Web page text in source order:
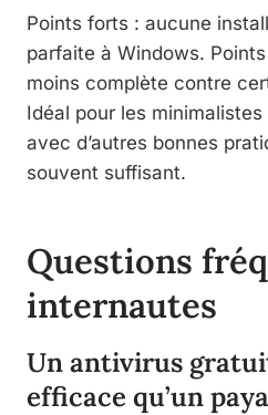
Points forts : aucune
parfaite à Windows.
moins complète contre
Idéal pour les
avec d’autres bonnes
souvent suffisant.
Questions
internautes
Un antivirus
efficace qu’un